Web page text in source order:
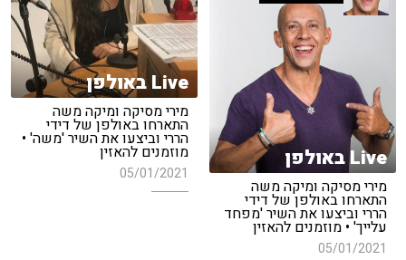
Live באולפן
מירי מסיקה ומיקה משה
התארחו באולפן של דידי
הררי וביצעו את השיר 'משה' •
מוזמנים להאזין
05/01/2021
Live באולפן
מירי מסיקה ומיקה משה
התארחו באולפן של דידי
הררי וביצעו את השיר 'מפחד
עלייך' • מוזמנים להאזין
05/01/2021